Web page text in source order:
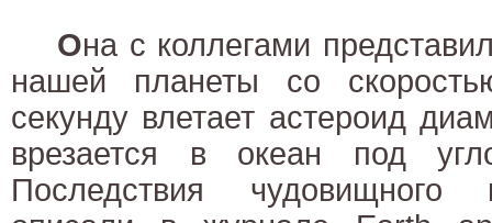
Она с коллегами
нашей планеты со
секунду влетает астероид
врезается в океан под
Последствия чудовищного